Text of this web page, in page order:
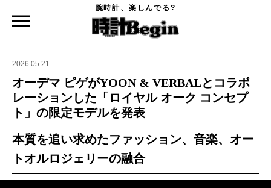
腕時計、楽しんでる?
オーデマ ピゲがYOON & VERBALとコラボレーションした「ロイヤル オーク コンセ
プト」の限定モデルを発表
2026.05.21
オーデマ ピゲがYOON & VERBALとコラボ
レーションした「ロイヤル オーク コンセプ
ト」の限定モデルを発表
本質を追い求めたファッション、音楽、オー
トオルロジェリーの融合